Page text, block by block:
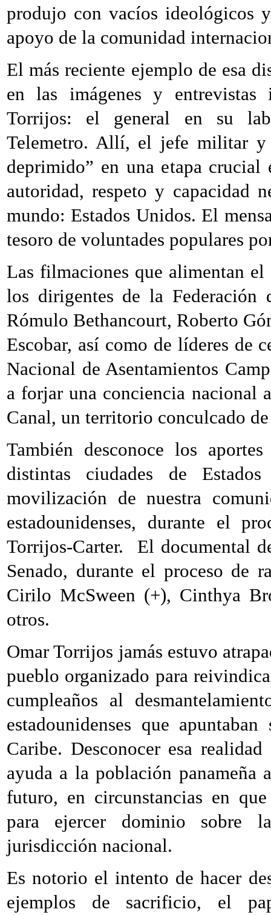
produjo con vacíos ideológicos
apoyo de la comunidad
El más reciente ejemplo de esa
en las imágenes y entrevistas
Torrijos: el general en su
Telemetro. Allí, el jefe militar y
deprimido” en una etapa crucial
autoridad, respeto y capacidad
mundo: Estados Unidos. El
tesoro de voluntades populares
Las filmaciones que alimentan
los dirigentes de la Federación
Rómulo Bethancourt, Roberto
Escobar, así como de líderes de
Nacional de Asentamientos
a forjar una conciencia nacional
Canal, un territorio conculcado
También desconoce los
distintas ciudades de
movilización de nuestra
estadounidenses, durante el
Torrijos-Carter. El documental
Senado, durante el proceso de
Cirilo McSween (+), Cinthya
otros.
Omar Torrijos jamás estuvo
pueblo organizado para
cumpleaños al
estadounidenses que
Caribe. Desconocer esa
ayuda a la población panameña
futuro, en circunstancias en
para ejercer dominio sobre
jurisdicción nacional.
Es notorio el intento de hacer
ejemplos de sacrificio, el